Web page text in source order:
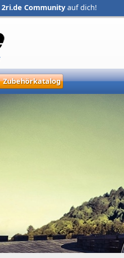
2ri.de Community auf dich!
Zubehörkatalog